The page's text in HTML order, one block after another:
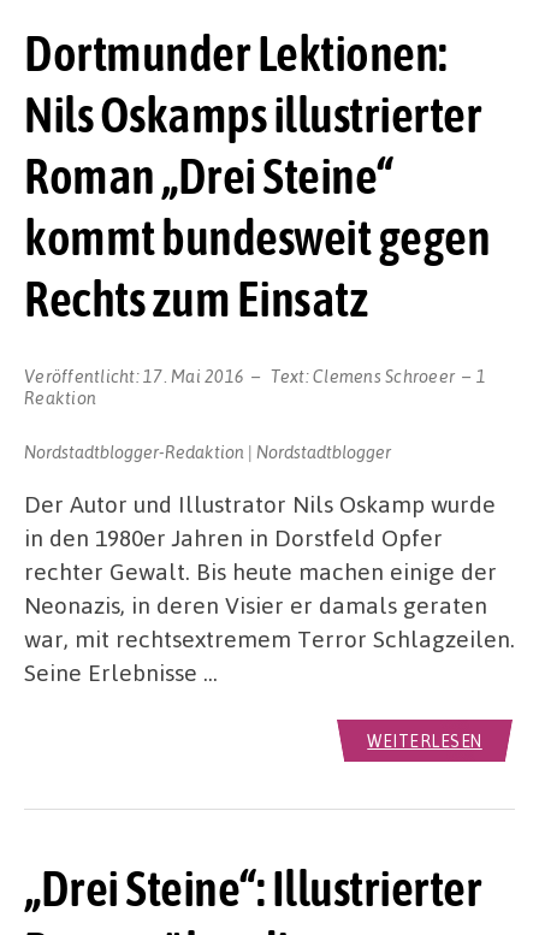
Dortmunder Lektionen:
Nils Oskamps illustrierter
Roman „Drei Steine“
kommt bundesweit gegen
Rechts zum Einsatz
Veröffentlicht: 17. Mai 2016 Text:Clemens Schroeer
1
Reaktion
Nordstadtblogger-Redaktion | Nordstadtblogger
Der Autor und Illustrator Nils Oskamp wurde
in den 1980er Jahren in Dorstfeld Opfer
rechter Gewalt. Bis heute machen einige der
Neonazis, in deren Visier er damals geraten
war, mit rechtsextremem Terror Schlagzeilen.
Seine Erlebnisse …
WEITERLESEN
„Drei Steine“: Illustrierter